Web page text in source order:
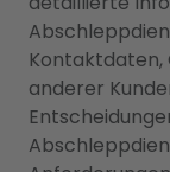
Kontaktdaten,
anderer